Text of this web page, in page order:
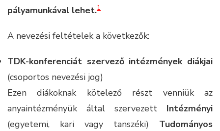
pályamunkával lehet.1
A nevezési feltételek a következők:
TDK-konferenciát szervező intézmények diákjai
(csoportos nevezési jog)
Ezen diákoknak kötelező részt venniük az
anyaintézményük által szervezett Intézményi
(egyetemi, kari vagy tanszéki) Tudományos